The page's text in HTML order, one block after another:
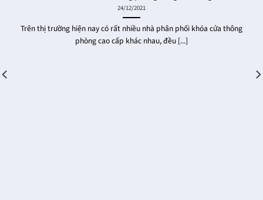
24/12/2021
Trên thị trường hiện nay có rất nhiều nhà phân phối khóa cửa thông
phòng cao cấp khác nhau, đều [...]